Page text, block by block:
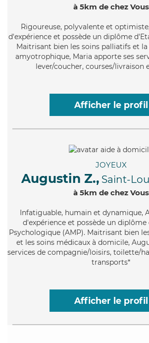
à 5km de chez Vous
Rigoureuse, polyvalente et
d'expérience et possède un diplôme
Maitrisant bien les soins palliatifs et
amyotrophique, Maria apporte ses
lever/coucher, courses/livraison
Afficher le profil
JOYEUX
Augustin Z., Saint-
à 5km de chez Vous
Infatiguable, humain et dynamique,
d'expérience et possède un diplôme
Psychologique (AMP). Maitrisant bien
et les soins médicaux à domicile,
services de compagnie/loisirs, toilette/
transports*
Afficher le profil